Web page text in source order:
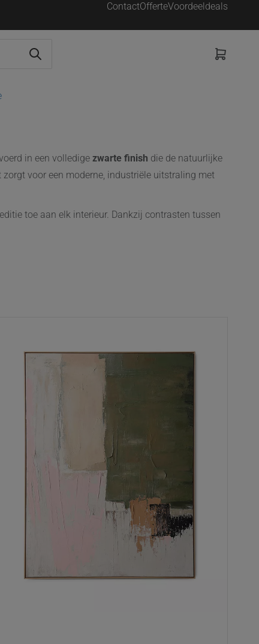
ContactOfferteVoordeeldeals
in een volledige zwarte finish die de natuurlijke
voor een moderne, industriële uitstraling met
toe aan elk interieur. Dankzij contrasten tussen